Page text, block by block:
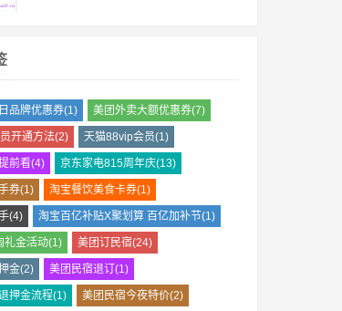
品牌优惠券(1) 美团外卖大额优惠券(7)
开通方法(2) 天猫88vip会员(1)
前看(4) 京东家电815周年庆(13)
券(1) 淘宝餐饮美食卡券(1)
(4) 淘宝百亿补贴X聚划算 百亿加补节(1)
礼金活动(1) 美团订民宿(24)
金(2) 美团民宿退订(1)
押金流程(1) 美团民宿今夜特价(2)